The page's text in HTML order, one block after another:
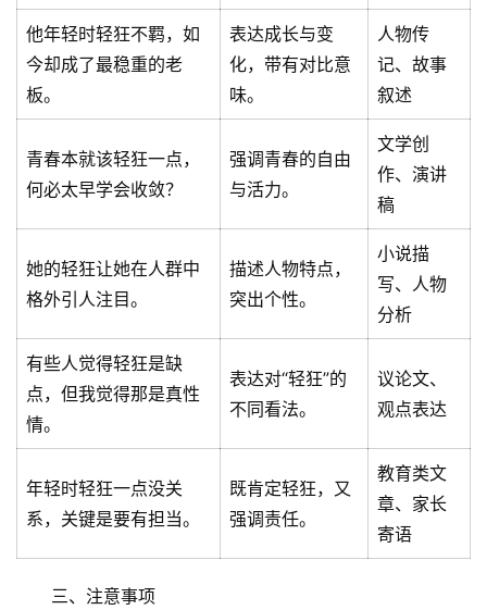
他年轻时轻狂不羁，如
今却成了最稳重的老
板。
表达成长与变
化，带有对比意
味。
人物传
记、故事
叙述
青春本就该轻狂一点，
何必太早学会收敛？
强调青春的自由
与活力。
文学创
作、演讲
稿
她的轻狂让她在人群中
格外引人注目。
描述人物特点，
突出个性。
小说描
写、人物
分析
有些人觉得轻狂是缺
点，但我觉得那是真性
情。
表达对“轻狂”的
不同看法。
议论文、
观点表达
年轻时轻狂一点没关
系，关键是要有担当。
既肯定轻狂，又
强调责任。
教育类文
章、家长
寄语
三、注意事项